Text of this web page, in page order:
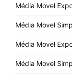
Média Movel
Média Movel
Média Movel
Média Movel